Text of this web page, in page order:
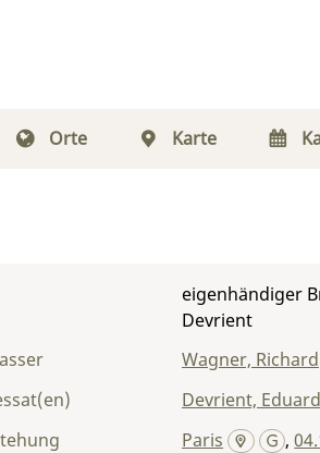
Orte Karte
eigenhändiger
Devrient
Wagner, Richard
Devrient, Eduard
Paris ,